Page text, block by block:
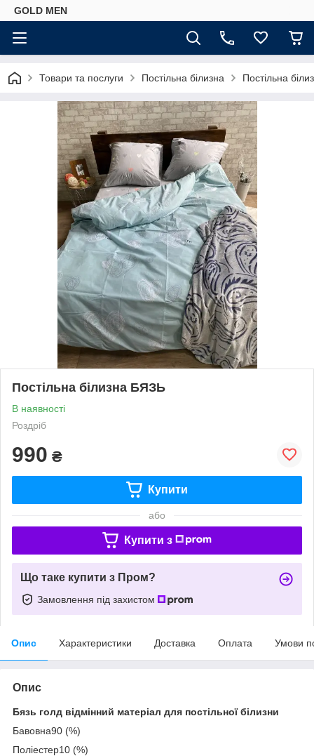
GOLD MEN
Товари та послуги Постільна білизна Постільна
Постільна білизна БЯЗЬ
В наявності
Роздріб
990 ₴
Купити
або
Купити з
Що таке купити з Пром?
Замовлення під захистом
Опис Характеристики Доставка Оплата Умови
Опис
Бязь голд відмінний матеріал для постільної білизни
Бавовна90 (%)
Поліестер10 (%)